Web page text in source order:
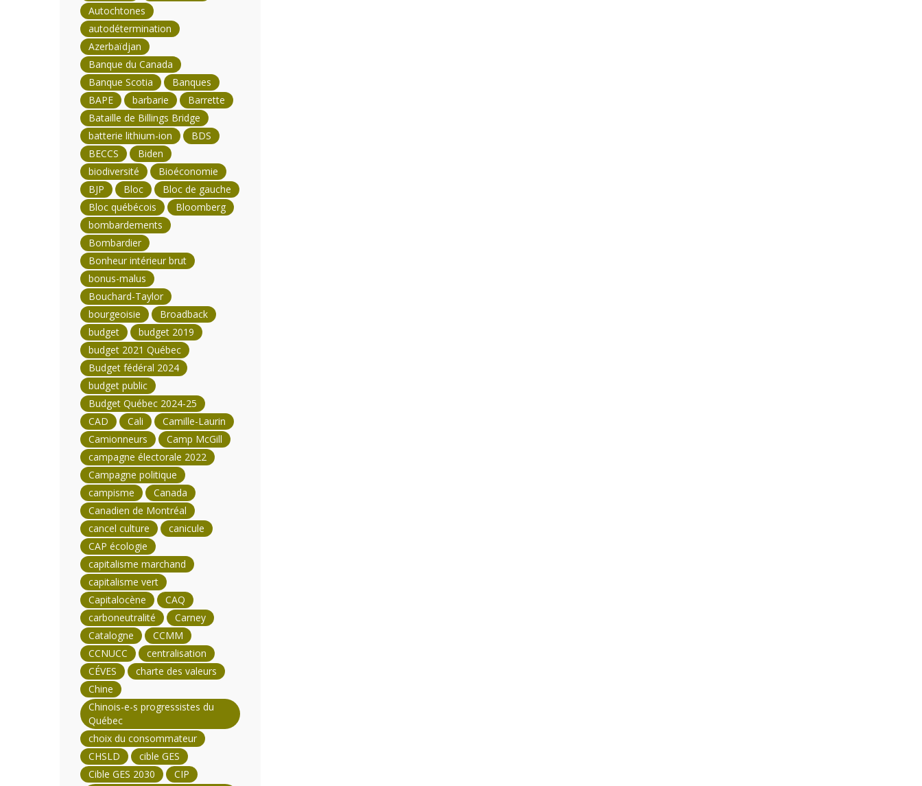
Autochtones
autodétermination
Azerbaïdjan
Banque du Canada
Banque Scotia
Banques
BAPE
barbarie
Barrette
Bataille de Billings Bridge
batterie lithium-ion
BDS
BECCS
Biden
biodiversité
Bioéconomie
BJP
Bloc
Bloc de gauche
Bloc québécois
Bloomberg
bombardements
Bombardier
Bonheur intérieur brut
bonus-malus
Bouchard-Taylor
bourgeoisie
Broadback
budget
budget 2019
budget 2021 Québec
Budget fédéral 2024
budget public
Budget Québec 2024-25
CAD
Cali
Camille-Laurin
Camionneurs
Camp McGill
campagne électorale 2022
Campagne politique
campisme
Canada
Canadien de Montréal
cancel culture
canicule
CAP écologie
capitalisme marchand
capitalisme vert
Capitalocène
CAQ
carboneutralité
Carney
Catalogne
CCMM
CCNUCC
centralisation
CÉVES
charte des valeurs
Chine
Chinois-e-s progressistes du
Québec
choix du consommateur
CHSLD
cible GES
Cible GES 2030
CIP